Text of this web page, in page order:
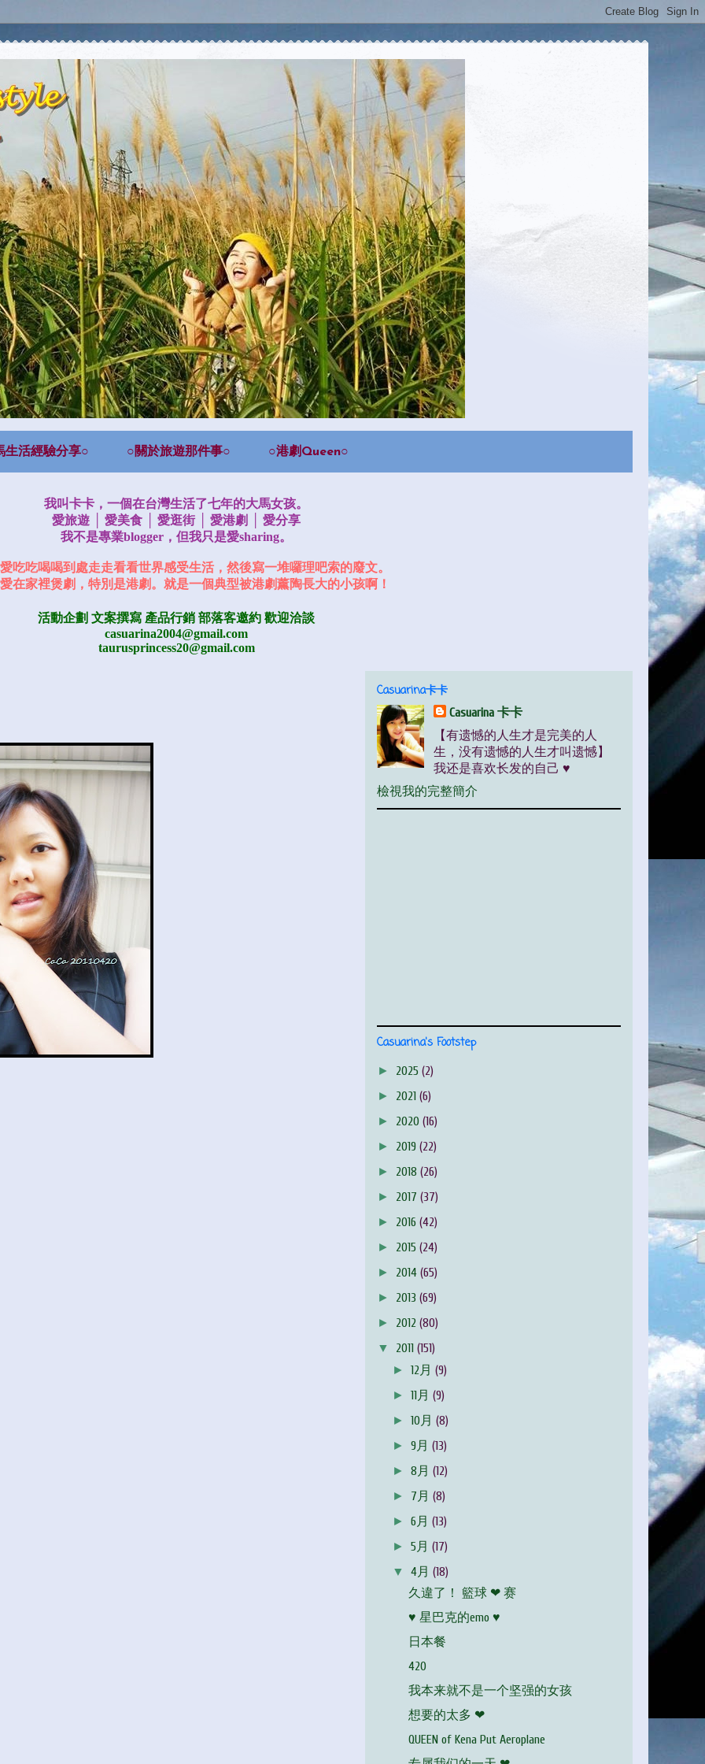
生活經驗分享○ ○關於旅遊那件事○ ○港劇Queen○
我叫卡卡，一個在台灣生活了七年的大馬女孩。
愛旅遊 │ 愛美食 │ 愛逛街 │ 愛港劇 │ 愛分享
我不是專業blogger，但我只是愛sharing。
吃吃喝喝到處走走看看世界感受生活，然後寫一堆囉理吧索的廢文。
在家裡煲劇，特別是港劇。就是一個典型被港劇薰陶長大的小孩啊！
活動企劃 文案撰寫 產品行銷 部落客邀約 歡迎洽談
casuarina2004@gmail.com
taurusprincess20@gmail.com
Casuarina卡卡
Casuarina 卡卡
【有遗憾的人生才是完美的人
生，没有遗憾的人生才叫遗憾】
我还是喜欢长发的自己 ♥
檢視我的完整簡介
Casuarina's Footstep
► 2025 (2)
► 2021 (6)
► 2020 (16)
► 2019 (22)
► 2018 (26)
► 2017 (37)
► 2016 (42)
► 2015 (24)
► 2014 (65)
► 2013 (69)
► 2012 (80)
▼ 2011 (151)
►12月(9)
►11月(9)
►10月(8)
►9月(13)
►8月(12)
► 7月(8)
►6月(13)
►5月(17)
▼4月(18)
久違了！ 籃球 ❤ 赛
♥ 星巴克的emo ♥
日本餐
420
我本来就不是一个坚强的女孩
想要的太多 ❤
QUEEN of Kena Put Aeroplane